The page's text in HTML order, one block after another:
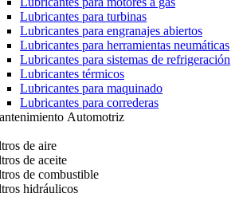
Lubricantes para turbinas
Lubricantes para engranajes abiertos
Lubricantes para herramientas neumáticas
Lubricantes para sistemas de refrigeración
Lubricantes térmicos
Lubricantes para maquinado
Lubricantes para correderas
Automotriz
de aire
de aceite
de combustible
hidráulicos